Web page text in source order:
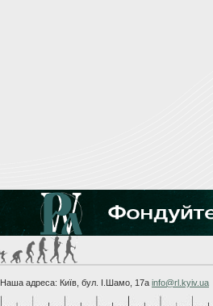
Наша адреса: Київ, бул. I.Шамо, 17а info@rl.kyiv.ua